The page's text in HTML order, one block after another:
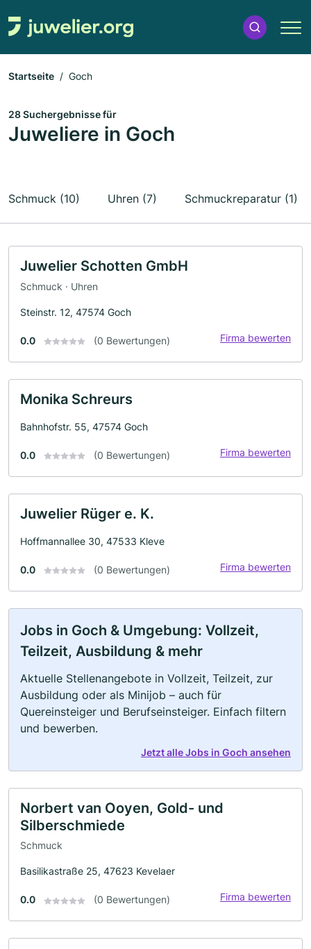
Startseite Goch
28 Suchergebnisse für
Juweliere in Goch
Schmuck (10) Uhren (7) Schmuckreparatur (1)
Juwelier Schotten GmbH
Schmuck · Uhren
Steinstr. 12, 47574 Goch
0.0 (0 Bewertungen) Firma bewerten
Monika Schreurs
Bahnhofstr. 55, 47574 Goch
0.0 (0 Bewertungen) Firma bewerten
Juwelier Rüger e. K.
Hoffmannallee 30, 47533 Kleve
0.0 (0 Bewertungen) Firma bewerten
Jobs in Goch & Umgebung: Vollzeit,
Teilzeit, Ausbildung & mehr
Aktuelle Stellenangebote in Vollzeit, Teilzeit, zur
Ausbildung oder als Minijob – auch für
Quereinsteiger und Berufseinsteiger. Einfach filtern
und bewerben.
Jetzt alle Jobs in Goch ansehen
Norbert van Ooyen, Gold- und
Silberschmiede
Schmuck
Basilikastraße 25, 47623 Kevelaer
0.0 (0 Bewertungen) Firma bewerten